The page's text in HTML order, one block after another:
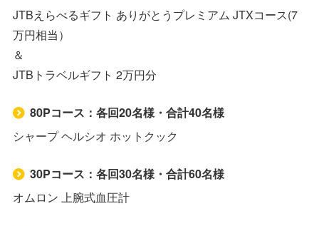
JTBえらべるギフト ありがとうプレミアム JTXコース(7
万円相当）
＆
JTBトラベルギフト 2万円分
80Pコース：各回20名様・合計40名様
シャープ ヘルシオ ホットクック
30Pコース：各回30名様・合計60名様
オムロン 上腕式血圧計